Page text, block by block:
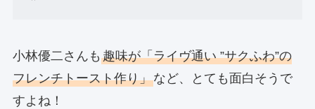
小林優二さんも 趣味が「ライヴ通い ”サクふわ”の
フレンチトースト作り」など、とても面白そうで
すよね！